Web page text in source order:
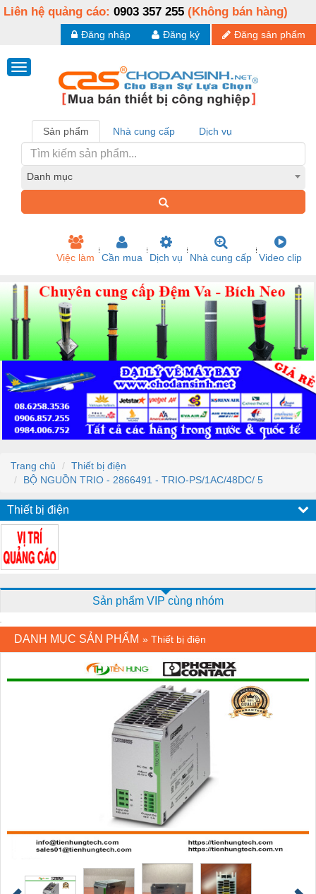
Liên hệ quảng cáo: 0903 357 255 (Không bán hàng)
Đăng sản phẩm
Đăng ký
Đăng nhập
Sản phẩm Nhà cung cấp Dịch vụ
Danh mục
Việc làm Cần mua Dịch vụ Nhà cung cấp Video clip
Trang chủ
Thiết bị điện
BỘ NGUỒN TRIO - 2866491 - TRIO-PS/1AC/48DC/ 5
Thiết bị điện
Sản phẩm VIP cùng nhóm
DANH MỤC SẢN PHẨM » Thiết bị điện